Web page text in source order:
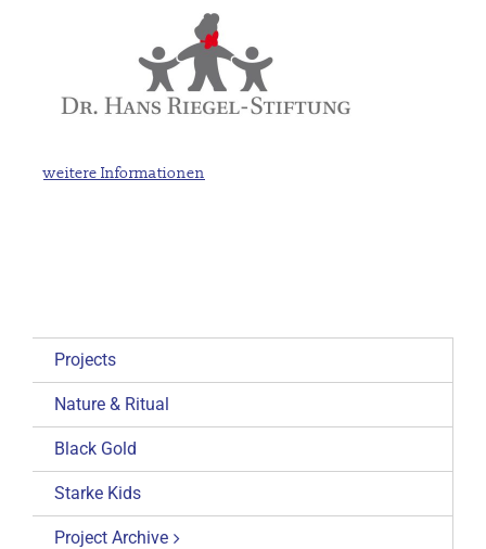
weitere Informationen
Projects
Nature & Ritual
Black Gold
Starke Kids
Project Archive